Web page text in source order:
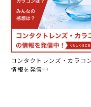
コンタクトレンズ・カラコ
情報を発信中